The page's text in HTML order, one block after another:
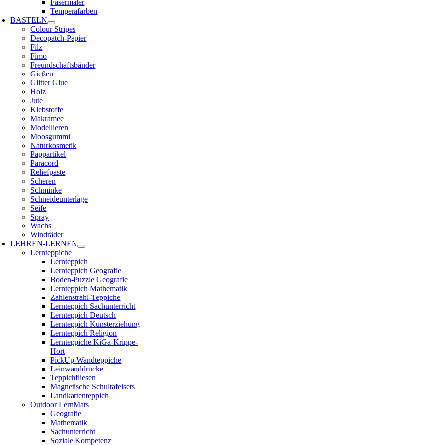
Fasermaler
Temperafarben
BASTELN
Colour Stripes
Decopatch-Papier
Filz
Fimo
Freundschaftsbänder
Gießen
Glitter Glue
Holz
Jute
Klebstoffe
Makramee
Modellieren
Moosgummi
Naturkosmetik
Pappartikel
Paracord
Reliefpaste
Scheren
Schminke
Schneideunterlage
Seife
Spray
Wachs
Windräder
LEHREN-LERNEN
Lernteppiche
Lernteppich
Lernteppich Geografie
Boden-Puzzle Geografie
Lernteppich Mathematik
Zahlenstrahl-Teppiche
Lernteppich Sachunterricht
Lernteppich Deutsch
Lernteppich Kunsterziehung
Lernteppich Religion
Lernteppiche KiGa-Krippe-
Hort
PickUp-Wandteppiche
Leinwanddrucke
Teppichfliesen
Magnetische Schultafelsets
Landkartenteppich
Outdoor LernMats
Geografie
Mathematik
Sachunterricht
Soziale Kompetenz